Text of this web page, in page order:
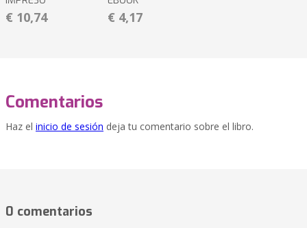
€ 10,74 € 4,17
Comentarios
Haz el inicio de sesión deja tu comentario sobre el libro.
0 comentarios